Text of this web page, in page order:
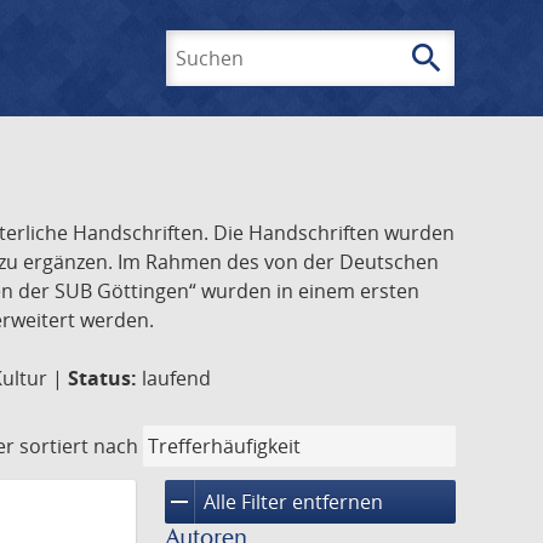
search
Handschriften. Die Handschriften wurden
ergänzen. Im Rahmen des von der Deutschen
SUB Göttingen“ wurden in einem ersten
werden.
| Status: laufend
sortiert nach
remove Alle Filter entfernen